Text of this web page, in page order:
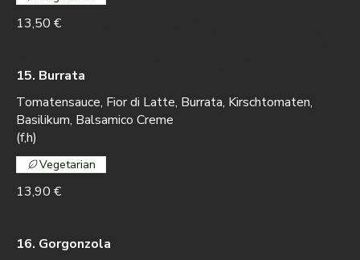
13,50 €
15. Burrata
Tomatensauce, Fior di Latte, Burrata, Kirschtomaten,
Basilikum, Balsamico Creme
(f,h)
13,90 €
Vegetarian
16. Gorgonzola